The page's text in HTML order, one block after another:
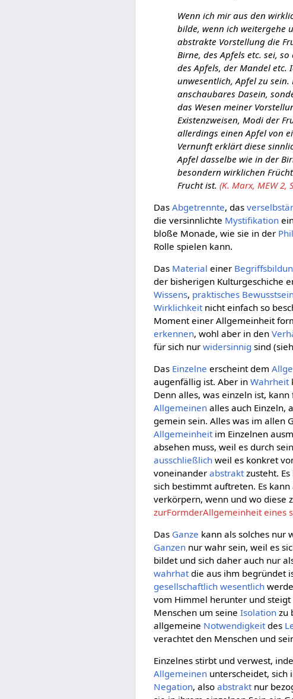
Wenn ich mir aus den
bilde, wenn ich weitergehe
abstrakte Vorstellung die
Birne, des Apfels etc. sei,
des Apfels, der Mandel etc.
unwesentlich, Apfel zu
anschaubares Dasein,
das Wesen meiner
Existenzweisen, Modi der
allerdings einen Apfel von
Vernunft erklärt diese
Apfel dasselbe wie in der
besondern wirklichen
Frucht ist.(K. Marx, MEW 2,
DasAbgetrennte, das
die versinnlichte Mystifikation
bloße Monade, wie sie in der
Rolle spielen kann.
Das Material einer
der bisherigen Kulturgeschiche
Wissens, praktisches
Wirklichkeit nicht einfach so
Moment einer Allgemeinheit
erkennen, wohl aber in den
für sich nurwidersinnig sind
Das Einzelne erscheint dem
augenfällig ist. Aber inWahrheit
Denn alles, was einzeln ist,
Allgemeinen alles auch Einzeln,
gemein sein. Alles was im allen
Allgemeinheitim Einzelnen
absehen muss, weil es durch
ausschließlich weil es konkret
voneinanderabstraktzusteht.
sich bestimmt auftreten. Es
verkörpern, wenn und wo diese
zurFormderAllgemeinheit eines
Das Ganze kann als solches nur
Ganzen nur wahr sein, weil es
bildet und sich daher auch nur
wahrhatdie aus ihm begründet
gesellschaftlich wesentlich
vom Himmel herunter und
Menschen um seineIsolation zu
allgemeine Notwendigkeitdes
verachtet den Menschen und
Einzelnes stirbt und verwest,
Allgemeinen unterscheidet, sich
Negation, alsoabstraktnur